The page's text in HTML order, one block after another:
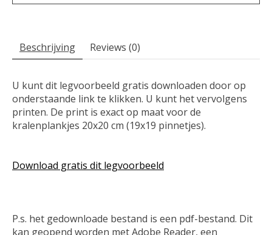
Beschrijving Reviews (0)
U kunt dit legvoorbeeld gratis downloaden door op
onderstaande link te klikken. U kunt het vervolgens
printen. De print is exact op maat voor de
kralenplankjes 20x20 cm (19x19 pinnetjes).
Download gratis dit legvoorbeeld
P.s. het gedownloade bestand is een pdf-bestand. Dit
kan geopend worden met Adobe Reader, een